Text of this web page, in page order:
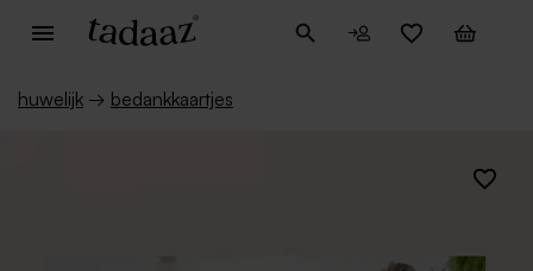
huwelijk → bedankkaartjes